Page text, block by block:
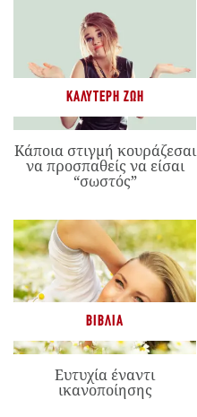
ΚΑΛΎΤΕΡΗ ΖΩΉ
Κάποια στιγμή κουράζεσαι
να προσπαθείς να είσαι
“σωστός”
ΒΙΒΛΊΑ
Ευτυχία έναντι
ικανοποίησης